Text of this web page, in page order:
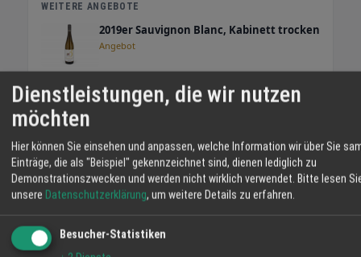
weiten Wiesen. So wächst das Fleisch
langsam heran und Sie erhalten Produkte mit
nachvollziehbarer Herkunft. Im Hofladen
bekommen Sie Rind- und Schweinefleisch,
Eier, Brot, Obst und weitere Erzeugnisse aus
eigener Landwirtschaft. Mit Ihrem Einkauf
unterstützen die Pflege der umliegenden
Flächen. Auf dem Schmiederhof erleben Sie
Landwirtschaft, die nah, transparent und
eingebunden in die Umgebung arbeitet. Ihre
Langenhard
WEITERE ANGEBOTE
2019er Sauvignon Blanc, Kabinett trocken
Angebot
Auxerrois Wein für leichte Küche
Angebot
Weißwein 2019er Silvaner, Qualitätswein
Halbtrocken
Angebot
Dienstleistungen, die wir nutzen
möchten
Hier können Sie einsehen und anpassen, welche Information wir über Sie
Einträge, die als "Beispiel" gekennzeichnet sind, dienen lediglich zu
Demonstrationszwecken und werden nicht wirklich verwendet. Bitte lesen
unsere Datenschutzerklärung, um weitere Details zu erfahren.
Besucher-Statistiken